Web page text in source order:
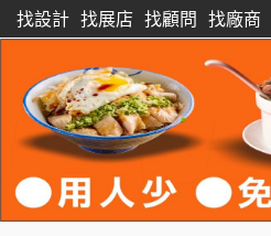
找設計 找展店 找顧問 找廠商